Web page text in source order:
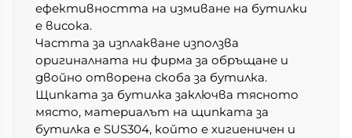
ефективността на измиване на бутилки
е висока.
Частта за изплакване използва
оригиналната ни фирма за обръщане и
двойно отворена скоба за бутилка.
Щипката за бутилка заключва тясното
място, материалът на щипката за
бутилка е SUS304, който е хигиеничен и